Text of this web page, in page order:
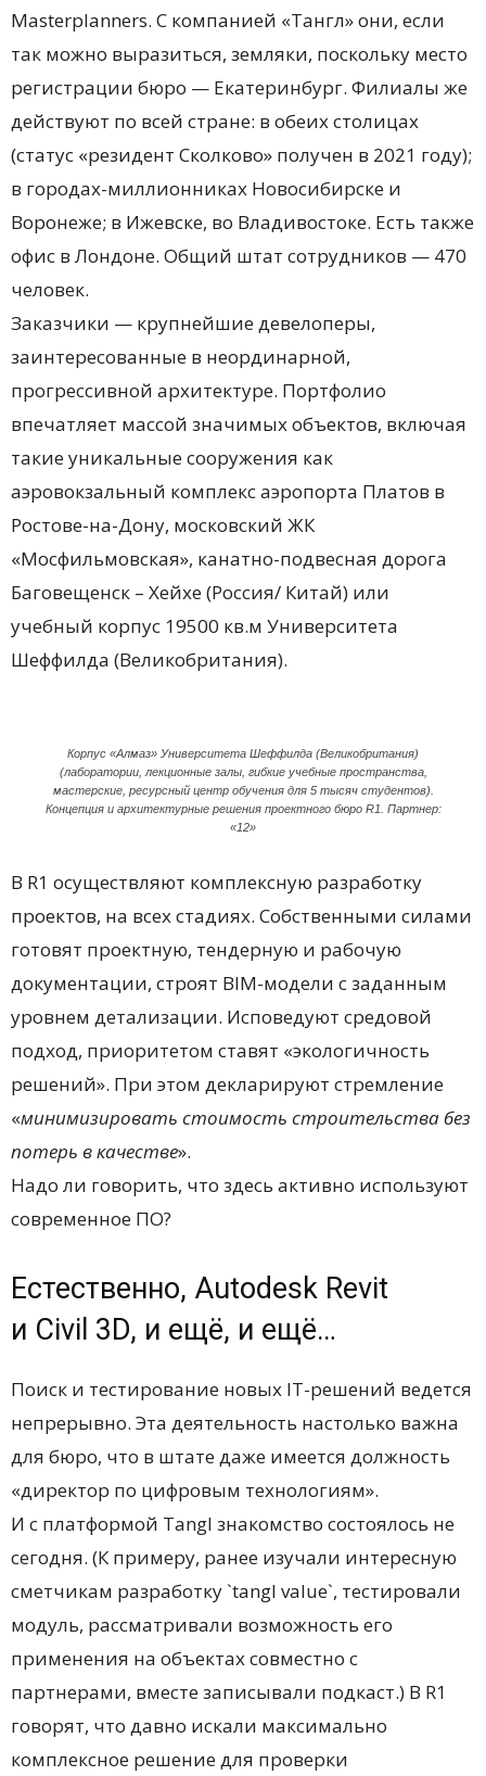
Masterplanners. С компанией «Тангл» они, если
так можно выразиться, земляки, поскольку место
регистрации бюро — Екатеринбург. Филиалы же
действуют по всей стране: в обеих столицах
(статус «резидент Сколково» получен в 2021 году);
в городах-миллионниках Новосибирске и
Воронеже; в Ижевске, во Владивостоке. Есть также
офис в Лондоне. Общий штат сотрудников — 470
человек.
Заказчики — крупнейшие девелоперы,
заинтересованные в неординарной,
прогрессивной архитектуре. Портфолио
впечатляет массой значимых объектов, включая
такие уникальные сооружения как
аэровокзальный комплекс аэропорта Платов в
Ростове-на-Дону, московский ЖК
«Мосфильмовская», канатно-подвесная дорога
Баговещенск – Хейхе (Россия/ Китай) или
учебный корпус 19500 кв.м Университета
Шеффилда (Великобритания).
Корпус «Алмаз» Университета Шеффилда (Великобритания)
(лаборатории, лекционные залы, гибкие учебные пространства,
мастерские, ресурсный центр обучения для 5 тысяч студентов).
Концепция и архитектурные решения проектного бюро R1. Партнер:
«12»
В R1 осуществляют комплексную разработку
проектов, на всех стадиях. Собственными силами
готовят проектную, тендерную и рабочую
документации, строят BIM-модели с заданным
уровнем детализации. Исповедуют средовой
подход, приоритетом ставят «экологичность
решений». При этом декларируют стремление
«минимизировать стоимость строительства без
потерь в качестве».
Надо ли говорить, что здесь активно используют
современное ПО?
Естественно, Autodesk Revit
и Civil 3D, и ещё, и ещё…
Поиск и тестирование новых IT-решений ведется
непрерывно. Эта деятельность настолько важна
для бюро, что в штате даже имеется должность
«директор по цифровым технологиям».
И с платформой Tangl знакомство состоялось не
сегодня. (К примеру, ранее изучали интересную
сметчикам разработку `tangl value`, тестировали
модуль, рассматривали возможность его
применения на объектах совместно с
партнерами, вместе записывали подкаст.) В R1
говорят, что давно искали максимально
комплексное решение для проверки